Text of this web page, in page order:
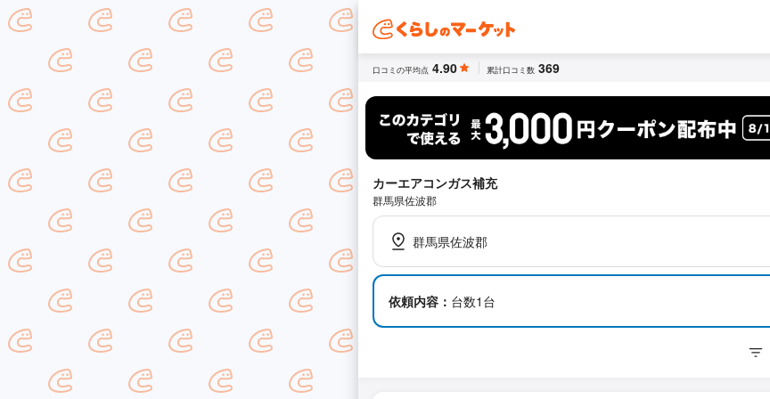
口コミの平均点 4.90 累計口コミ数 369
カーエアコンガス補充
群馬県佐波郡
群馬県佐波郡
依頼内容： 台数1台